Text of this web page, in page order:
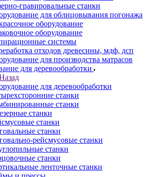
гравировальные станки
для облицовывания погонажа
оборудование
оборудование
системы
отходов древесины, мдф, дсп
для производства матрасов
для деревообработки
для деревообработки
станки
станки
станки
станки
станки
рейсмусовые станки
станки
станки
ленточные станки